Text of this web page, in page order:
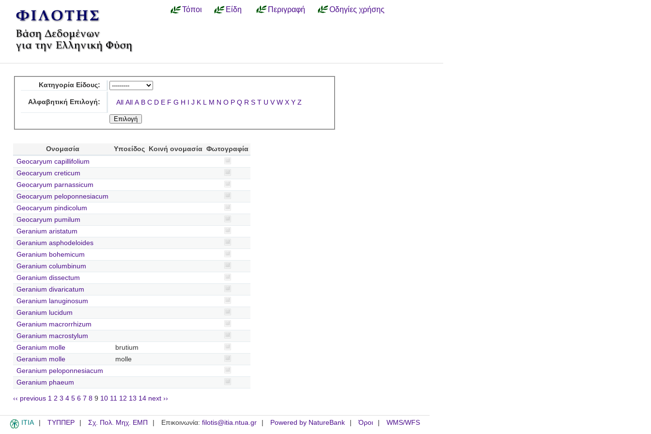
Τόποι Είδη Περιγραφή Οδηγίες χρήσης
Κατηγορία Είδους:
Αλφαβητική Επιλογή: All All A B C D E F G H I J K L M N O P Q R S T U V W X Y Z
Ονομασία Υποείδος Κοινή ονομασία Φωτογραφία
Geocaryum capillifolium
Geocaryum creticum
Geocaryum parnassicum
Geocaryum peloponnesiacum
Geocaryum pindicolum
Geocaryum pumilum
Geranium aristatum
Geranium asphodeloides
Geranium bohemicum
Geranium columbinum
Geranium dissectum
Geranium divaricatum
Geranium lanuginosum
Geranium lucidum
Geranium macrorrhizum
Geranium macrostylum
Geranium molle
brutium
Geranium molle
molle
Geranium peloponnesiacum
Geranium phaeum
‹‹ previous 1 2 3 4 5 6 7 8 9 10 11 12 13 14 next ››
ITIA ΤΥΠΠΕΡ Σχ. Πολ. Μηχ. ΕΜΠ Επικοινωνία: filotis@itia.ntua.gr Powered by NatureBank Όροι WMS/WFS